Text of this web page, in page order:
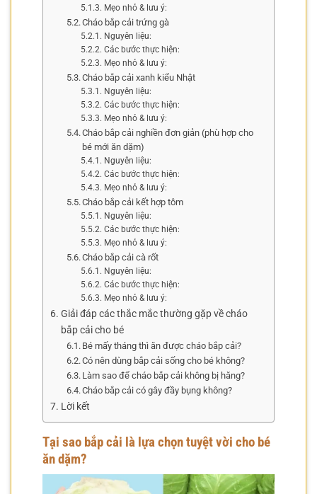
Mẹo nhỏ & lưu ý:
Cháo bắp cải trứng gà
Nguyên liệu:
Các bước thực hiện:
Mẹo nhỏ & lưu ý:
Cháo bắp cải xanh kiểu Nhật
Nguyên liệu:
Các bước thực hiện:
Mẹo nhỏ & lưu ý:
Cháo bắp cải nghiền đơn giản (phù hợp cho
bé mới ăn dặm)
Nguyên liệu:
Các bước thực hiện:
Mẹo nhỏ & lưu ý:
Cháo bắp cải kết hợp tôm
Nguyên liệu:
Các bước thực hiện:
Mẹo nhỏ & lưu ý:
Cháo bắp cải cà rốt
Nguyên liệu:
Các bước thực hiện:
Mẹo nhỏ & lưu ý:
Giải đáp các thắc mắc thường gặp về cháo
bắp cải cho bé
Bé mấy tháng thì ăn được cháo bắp cải?
Có nên dùng bắp cải sống cho bé không?
Làm sao để cháo bắp cải không bị hăng?
Cháo bắp cải có gây đầy bụng không?
Lời kết
Tại sao bắp cải là lựa chọn tuyệt vời cho bé
ăn dặm?